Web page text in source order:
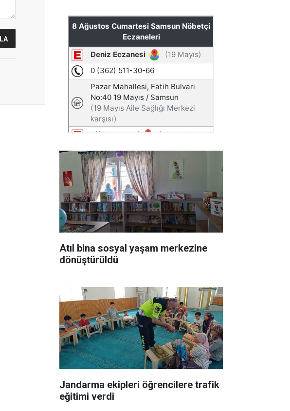
Atıl bina sosyal yaşam merkezine
dönüştürüldü
Jandarma ekipleri öğrencilere trafik
eğitimi verdi